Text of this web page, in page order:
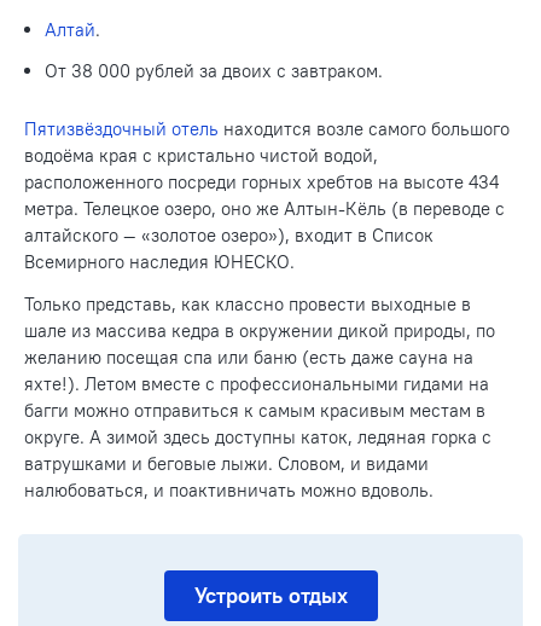
Алтай.
От 38 000 рублей за двоих с завтраком.
Пятизвёздочный отель находится возле самого большого
водоёма края с кристально чистой водой,
расположенного посреди горных хребтов на высоте 434
метра. Телецкое озеро, оно же Алтын-Кёль (в переводе с
алтайского — «золотое озеро»), входит в Список
Всемирного наследия ЮНЕСКО.
Только представь, как классно провести выходные в
шале из массива кедра в окружении дикой природы, по
желанию посещая спа или баню (есть даже сауна на
яхте!). Летом вместе с профессиональными гидами на
багги можно отправиться к самым красивым местам в
округе. А зимой здесь доступны каток, ледяная горка с
ватрушками и беговые лыжи. Словом, и видами
налюбоваться, и поактивничать можно вдоволь.
Устроить отдых